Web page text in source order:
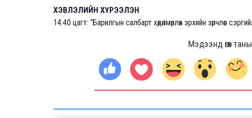
ХЭВЛЭЛИЙН ХҮРЭЭЛЭН
14:40 цагт: “Барилгын салбарт хөдөлмөрлөх эрхийн зөрчлөөс
Мэдээнд өгөх